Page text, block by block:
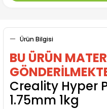
Ürün Bilgisi
BU ÜRÜN
Creality Hyper
1.75mm 1kg